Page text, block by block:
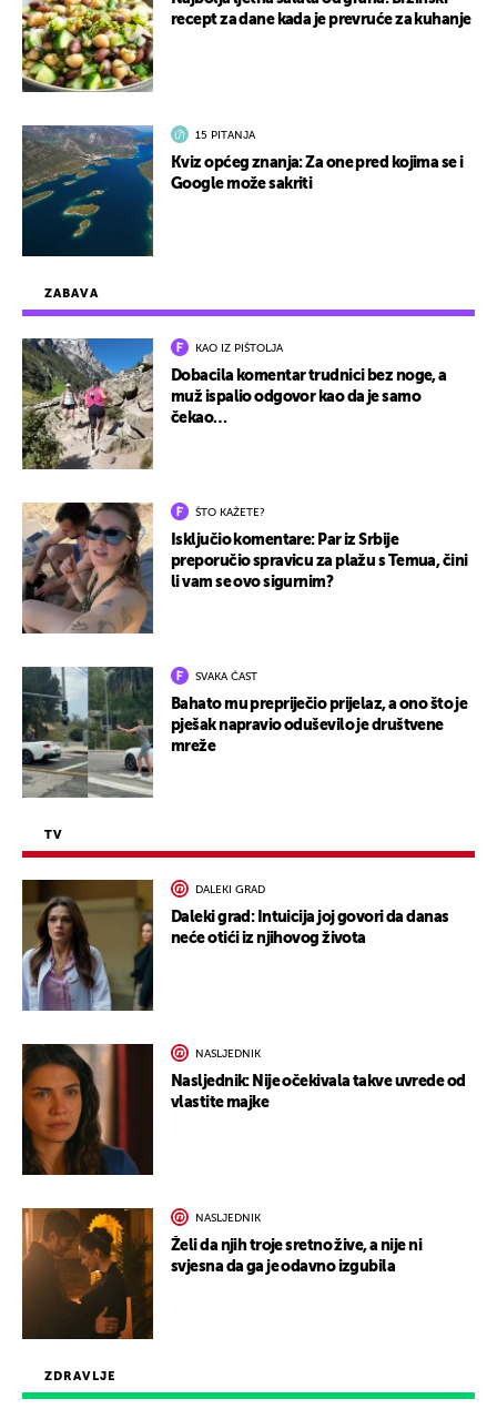
ZDRAVLJE
ZABAVA
KAO IZ PIŠTOLJA
Dobacila komentar trudnici bez noge, a
muž ispalio odgovor kao da je samo
čekao…
ŠTO KAŽETE?
Isključio komentare: Par iz Srbije
preporučio spravicu za plažu s Temua, čini
li vam se ovo sigurnim?
SVAKA ČAST
Bahato mu prepriječio prijelaz, a ono što je
pješak napravio oduševilo je društvene
mreže
TV
DALEKI GRAD
Daleki grad: Intuicija joj govori da danas
neće otići iz njihovog života
NASLJEDNIK
Nasljednik: Nije očekivala takve uvrede od
vlastite majke
NASLJEDNIK
Želi da njih troje sretno žive, a nije ni
svjesna da ga je odavno izgubila
recept za dane kada je prevruće za kuhanje
15 PITANJA
Kviz općeg znanja: Za one pred kojima se i
Google može sakriti